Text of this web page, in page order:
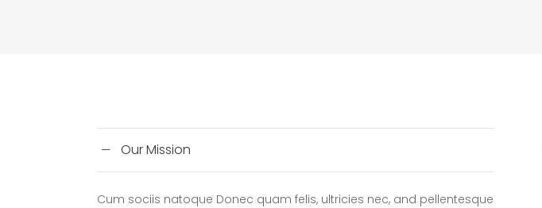
Our Mission
Cum sociis natoque Donec quam felis, ultricies nec, and pellentesque